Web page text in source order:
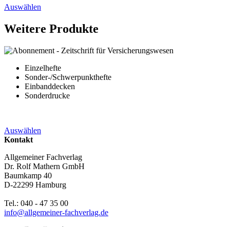
Auswählen
Weitere Produkte
Einzelhefte
Sonder-/Schwerpunkthefte
Einbanddecken
Sonderdrucke
Auswählen
Kontakt
Allgemeiner Fachverlag
Dr. Rolf Mathern GmbH
Baumkamp 40
D-22299 Hamburg
Tel.: 040 - 47 35 00
info@allgemeiner-fachverlag.de